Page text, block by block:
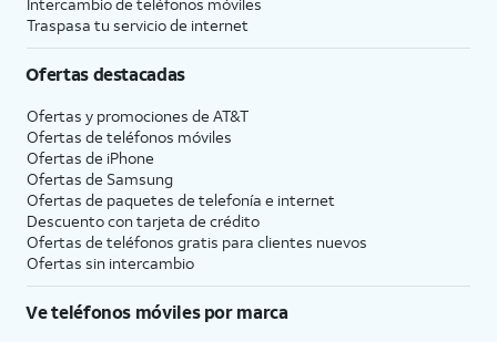
Traspasa tu servicio de internet
Ofertas destacadas
Ofertas y promociones de AT&T
Ofertas de teléfonos móviles
Ofertas de iPhone
Ofertas de Samsung
Ofertas de paquetes de telefonía e internet
Descuento con tarjeta de crédito
Ofertas de teléfonos gratis para clientes nuevos
Ofertas sin intercambio
Ve teléfonos móviles por marca